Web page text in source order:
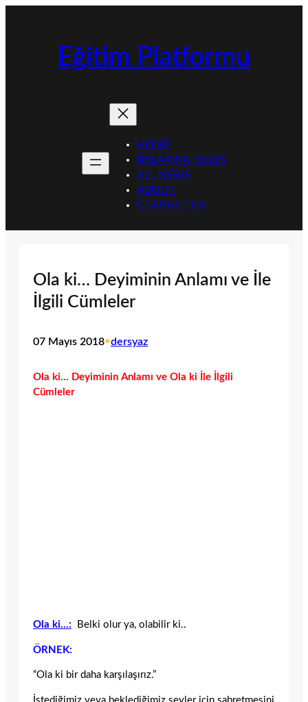
Eğitim Platformu
HOME
BREAKING NEWS
ALL NEWS
ABOUT
CONTACT US
Ola ki… Deyiminin Anlamı ve İle
İlgili Cümleler
07 Mayıs 2018•dersyaz
Ola ki… Deyiminin Anlamı ve Ola ki İle İlgili
Cümleler
Ola ki…: Belki olur ya, olabilir ki..
ÖRNEK:
“Ola ki bir daha karşılaşırız.”